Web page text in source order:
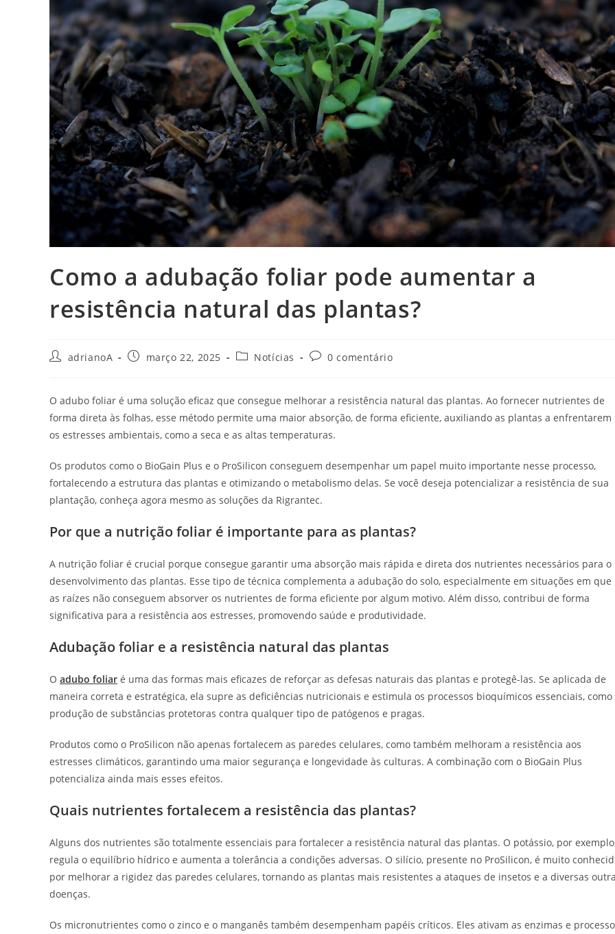
Como a adubação foliar pode aumentar a
resistência natural das plantas?
AutoradrianoA
Postmarço 22, 2025
Categoria
Notícias
Comentários
0 comentário
O adubo foliar é uma solução eficaz que consegue melhorar a resistência natural das plantas. Ao fornecer nutrientes de
forma direta às folhas, esse método permite uma maior absorção, de forma eficiente, auxiliando as plantas a enfrentarem
os estresses ambientais, como a seca e as altas temperaturas.
Os produtos como o BioGain Plus e o ProSilicon conseguem desempenhar um papel muito importante nesse processo,
fortalecendo a estrutura das plantas e otimizando o metabolismo delas. Se você deseja potencializar a resistência de sua
plantação, conheça agora mesmo as soluções da Rigrantec.
Por que a nutrição foliar é importante para as plantas?
A nutrição foliar é crucial porque consegue garantir uma absorção mais rápida e direta dos nutrientes necessários para o
desenvolvimento das plantas. Esse tipo de técnica complementa a adubação do solo, especialmente em situações em que
as raízes não conseguem absorver os nutrientes de forma eficiente por algum motivo. Além disso, contribui de forma
significativa para a resistência aos estresses, promovendo saúde e produtividade.
Adubação foliar e a resistência natural das plantas
O adubo foliar é uma das formas mais eficazes de reforçar as defesas naturais das plantas e protegê-las. Se aplicada de
maneira correta e estratégica, ela supre as deficiências nutricionais e estimula os processos bioquímicos essenciais, como
produção de substâncias protetoras contra qualquer tipo de patógenos e pragas.
Produtos como o ProSilicon não apenas fortalecem as paredes celulares, como também melhoram a resistência aos
estresses climáticos, garantindo uma maior segurança e longevidade às culturas. A combinação com o BioGain Plus
potencializa ainda mais esses efeitos.
Quais nutrientes fortalecem a resistência das plantas?
Alguns dos nutrientes são totalmente essenciais para fortalecer a resistência natural das plantas. O potássio, por
regula o equilíbrio hídrico e aumenta a tolerância a condições adversas. O silício, presente no ProSilicon, é muito
por melhorar a rigidez das paredes celulares, tornando as plantas mais resistentes a ataques de insetos e a diversas
doenças.
Os micronutrientes como o zinco e o manganês também desempenham papéis críticos. Eles ativam as enzimas e